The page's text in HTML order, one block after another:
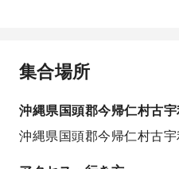
集合場所
沖縄県国頭郡今帰仁村古
沖縄県国頭郡今帰仁村古